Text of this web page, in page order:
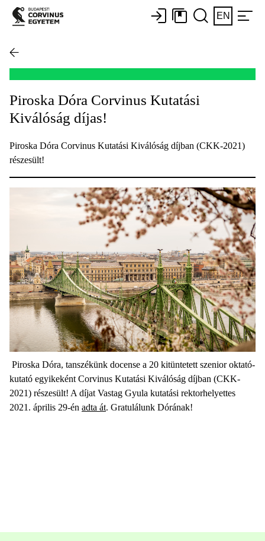
EN
Piroska Dóra Corvinus Kutatási
Kiválóság díjas!
Piroska Dóra Corvinus Kutatási Kiválóság díjban (CKK-2021)
részesült!
Piroska Dóra, tanszékünk docense a 20 kitüntetett szenior oktató-
kutató egyikeként Corvinus Kutatási Kiválóság díjban (CKK-
2021) részesült! A díjat Vastag Gyula kutatási rektorhelyettes
2021. április 29-én adta át. Gratulálunk Dórának!